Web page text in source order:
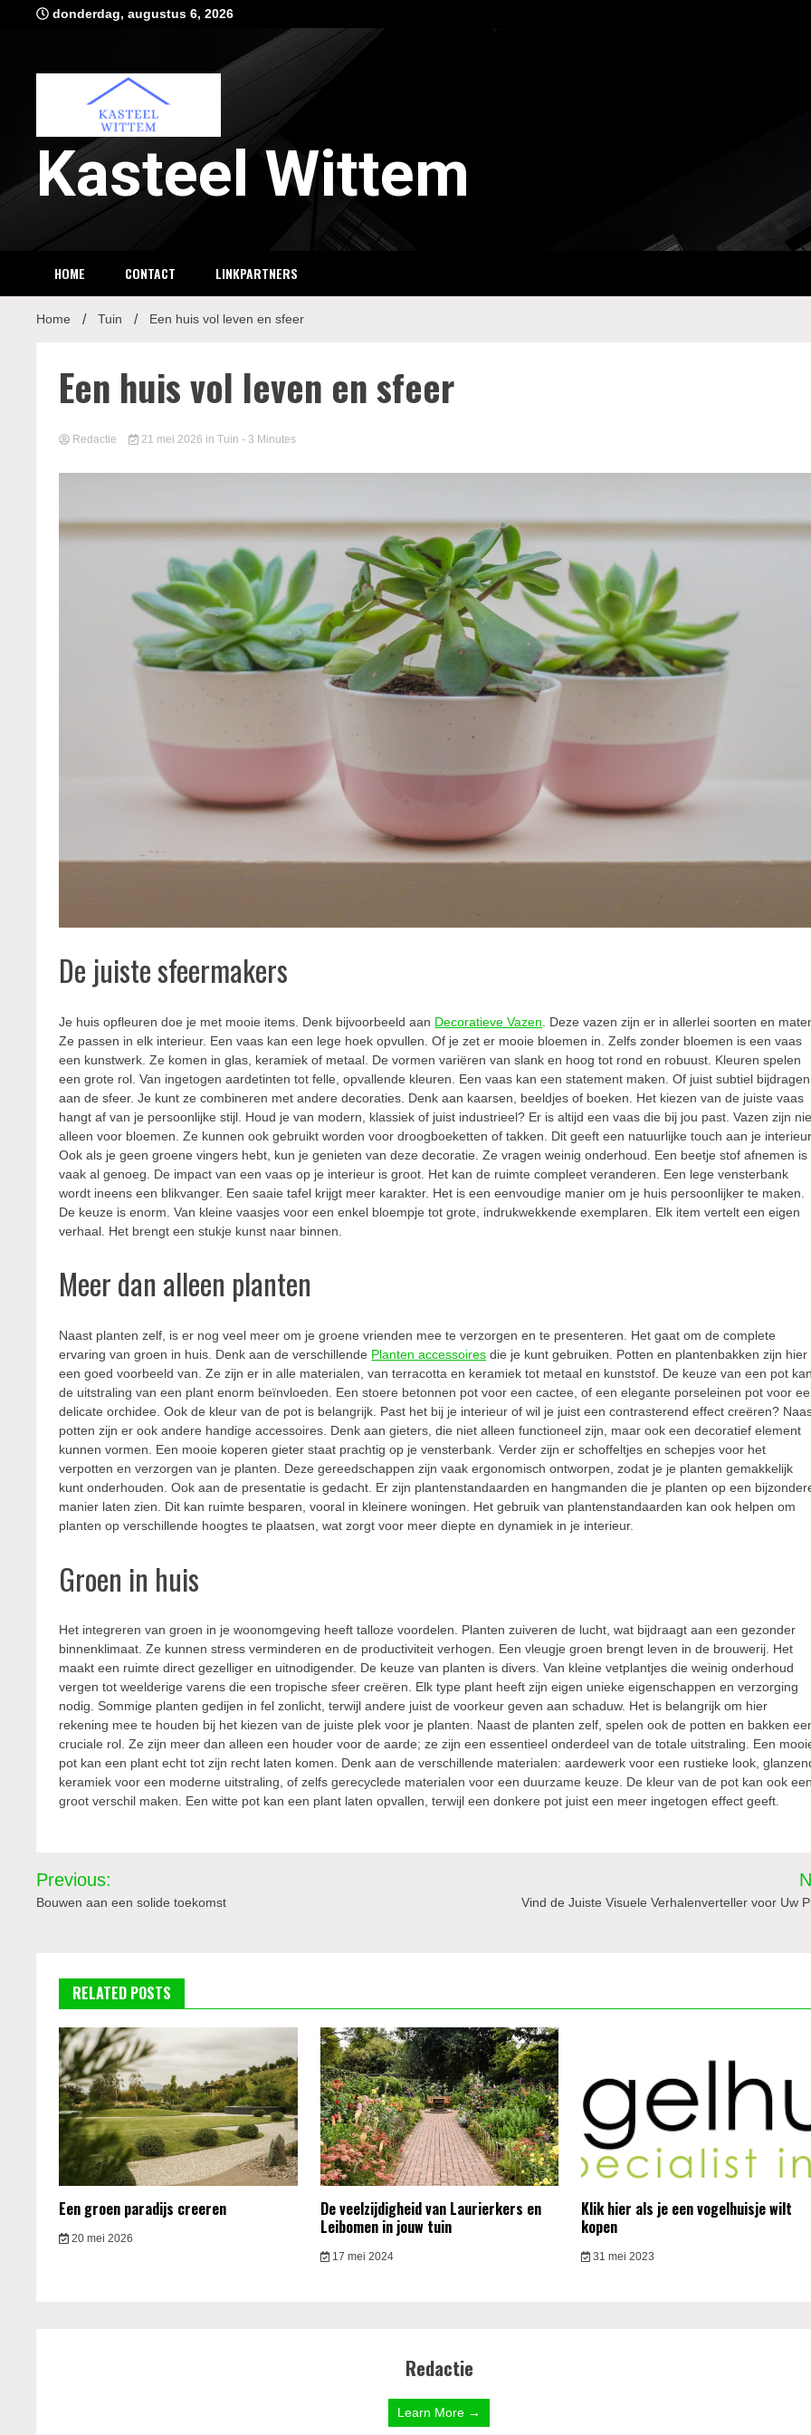
donderdag, augustus 6, 2026
Kasteel Wittem
HOME CONTACT LINKPARTNERS
Home Tuin Een huis vol leven en sfeer
Een huis vol leven en sfeer
Redactie 21 mei 2026 in Tuin - 3 Minutes
De juiste sfeermakers
Je huis opfleuren doe je met mooie items. Denk bijvoorbeeld aan Decoratieve Vazen . Deze vazen zijn er in allerlei soorten en
Ze passen in elk interieur. Een vaas kan een lege hoek opvullen. Of je zet er mooie bloemen in. Zelfs zonder bloemen is een vaas
een kunstwerk. Ze komen in glas, keramiek of metaal. De vormen variëren van slank en hoog tot rond en robuust. Kleuren spelen
een grote rol. Van ingetogen aardetinten tot felle, opvallende kleuren. Een vaas kan een statement maken. Of juist subtiel bijdragen
aan de sfeer. Je kunt ze combineren met andere decoraties. Denk aan kaarsen, beeldjes of boeken. Het kiezen van de juiste vaas
hangt af van je persoonlijke stijl. Houd je van modern, klassiek of juist industrieel? Er is altijd een vaas die bij jou past. Vazen zijn
alleen voor bloemen. Ze kunnen ook gebruikt worden voor droogboeketten of takken. Dit geeft een natuurlijke touch aan je interieur.
Ook als je geen groene vingers hebt, kun je genieten van deze decoratie. Ze vragen weinig onderhoud. Een beetje stof afnemen is
vaak al genoeg. De impact van een vaas op je interieur is groot. Het kan de ruimte compleet veranderen. Een lege vensterbank
wordt ineens een blikvanger. Een saaie tafel krijgt meer karakter. Het is een eenvoudige manier om je huis persoonlijker te maken.
De keuze is enorm. Van kleine vaasjes voor een enkel bloempje tot grote, indrukwekkende exemplaren. Elk item vertelt een eigen
verhaal. Het brengt een stukje kunst naar binnen.
Meer dan alleen planten
Naast planten zelf, is er nog veel meer om je groene vrienden mee te verzorgen en te presenteren. Het gaat om de complete
ervaring van groen in huis. Denk aan de verschillende Planten accessoires die je kunt gebruiken. Potten en plantenbakken zijn hier
een goed voorbeeld van. Ze zijn er in alle materialen, van terracotta en keramiek tot metaal en kunststof. De keuze van een pot kan
de uitstraling van een plant enorm beïnvloeden. Een stoere betonnen pot voor een cactee, of een elegante porseleinen pot voor
delicate orchidee. Ook de kleur van de pot is belangrijk. Past het bij je interieur of wil je juist een contrasterend effect creëren?
potten zijn er ook andere handige accessoires. Denk aan gieters, die niet alleen functioneel zijn, maar ook een decoratief element
kunnen vormen. Een mooie koperen gieter staat prachtig op je vensterbank. Verder zijn er schoffeltjes en schepjes voor het
verpotten en verzorgen van je planten. Deze gereedschappen zijn vaak ergonomisch ontworpen, zodat je je planten gemakkelijk
kunt onderhouden. Ook aan de presentatie is gedacht. Er zijn plantenstandaarden en hangmanden die je planten op een
manier laten zien. Dit kan ruimte besparen, vooral in kleinere woningen. Het gebruik van plantenstandaarden kan ook helpen om
planten op verschillende hoogtes te plaatsen, wat zorgt voor meer diepte en dynamiek in je interieur.
Groen in huis
Het integreren van groen in je woonomgeving heeft talloze voordelen. Planten zuiveren de lucht, wat bijdraagt aan een gezonder
binnenklimaat. Ze kunnen stress verminderen en de productiviteit verhogen. Een vleugje groen brengt leven in de brouwerij. Het
maakt een ruimte direct gezelliger en uitnodigender. De keuze van planten is divers. Van kleine vetplantjes die weinig onderhoud
vergen tot weelderige varens die een tropische sfeer creëren. Elk type plant heeft zijn eigen unieke eigenschappen en verzorging
nodig. Sommige planten gedijen in fel zonlicht, terwijl andere juist de voorkeur geven aan schaduw. Het is belangrijk om hier
rekening mee te houden bij het kiezen van de juiste plek voor je planten. Naast de planten zelf, spelen ook de potten en bakken
cruciale rol. Ze zijn meer dan alleen een houder voor de aarde; ze zijn een essentieel onderdeel van de totale uitstraling. Een
pot kan een plant echt tot zijn recht laten komen. Denk aan de verschillende materialen: aardewerk voor een rustieke look,
keramiek voor een moderne uitstraling, of zelfs gerecyclede materialen voor een duurzame keuze. De kleur van de pot kan ook een
groot verschil maken. Een witte pot kan een plant laten opvallen, terwijl een donkere pot juist een meer ingetogen effect geeft.
Bericht
navigatie
Previous:
Bouwen aan een solide toekomst Vind de Juiste Visuele Verhalenverteller voor Uw
RELATED POSTS
Een groen paradijs creeren
20 mei 2026
De veelzijdigheid van Laurierkers en
Leibomen in jouw tuin
17 mei 2024
Klik hier als je een vogelhuisje wilt
kopen
31 mei 2023
Redactie
Learn More →